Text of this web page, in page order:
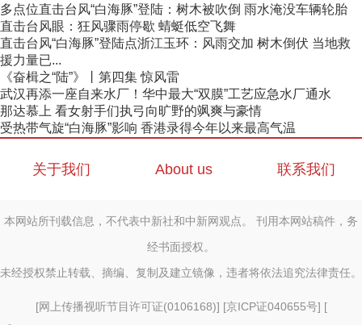
多点位直击台风“白海豚”登陆：树木被吹倒 雨水淹没车辆轮胎
直击台风眼：狂风骤雨停歇 蜻蜓低空飞舞
直击台风“白海豚”登陆点浙江玉环：风雨交加 树木倒伏 当地救
援力量已...
《奋楫之“陆”》丨第四集 惊风雷
武汉再添一座自来水厂！华中最大“双膜”工艺应急水厂通水
那达慕上 看女射手们执弓向旷野的飒爽与豪情
受热带气旋“白海豚”影响 香港录得今年以来最高气温
关于我们 About us 联系我们
本网站所刊载信息，不代表中新社和中新网观点。 刊用本网站稿件，务
经书面授权。
未经授权禁止转载、摘编、复制及建立镜像，违者将依法追究法律责任。
[网上传播视听节目许可证(0106168)] [京ICP证040655号] [